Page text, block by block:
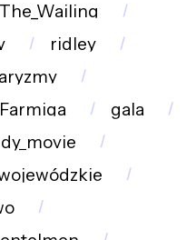
The_Wailing
ridley
gala